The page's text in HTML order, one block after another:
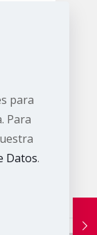
para
Para
Datos.